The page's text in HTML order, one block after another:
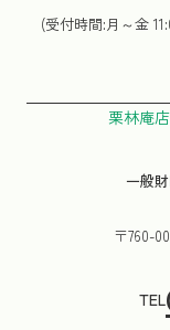
(受付時間:月～金
栗林庵
一般
〒760-
TEL